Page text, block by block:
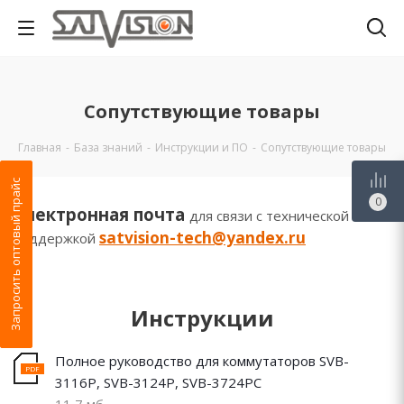
Сопутствующие товары
Главная - База знаний - Инструкции и ПО - Сопутствующие товары
Электронная почта для связи с технической
поддержкой satvision-tech@yandex.ru
Инструкции
Полное руководство для коммутаторов SVB-
3116P, SVB-3124P, SVB-3724PC
Запросить оптовый прайс 0